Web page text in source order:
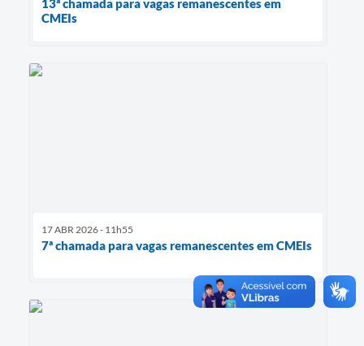
13ª chamada para vagas remanescentes em
CMEIs
17 ABR 2026 - 11h55
7ª chamada para vagas remanescentes em CMEIs